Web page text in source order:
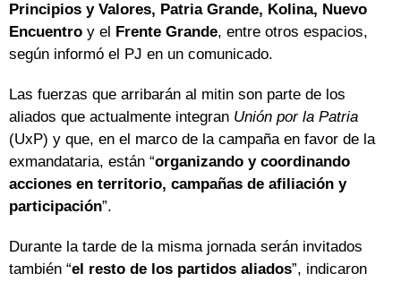
Principios y Valores, Patria Grande, Kolina, Nuevo
Encuentro y el Frente Grande, entre otros espacios,
según informó el PJ en un comunicado.
Las fuerzas que arribarán al mitin son parte de los
aliados que actualmente integran Unión por la Patria
(UxP) y que, en el marco de la campaña en favor de la
exmandataria, están “organizando y coordinando
acciones en territorio, campañas de afiliación y
participación”.
Durante la tarde de la misma jornada serán invitados
también “el resto de los partidos aliados”, indicaron